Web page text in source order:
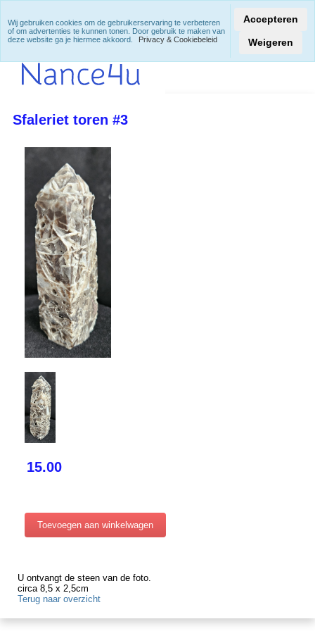
Sfaleriet toren #3
15.00
U ontvangt de steen van de foto.
circa 8,5 x 2,5cm
Terug naar overzicht
Wij gebruiken cookies om de gebruikerservaring te verbeteren
of om advertenties te kunnen tonen. Door gebruik te maken van
deze website ga je hiermee akkoord.
Privacy & Cookiebeleid
Accepteren
Weigeren